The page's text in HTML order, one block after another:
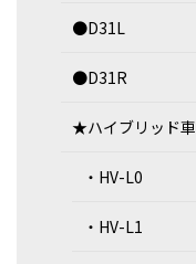
●D31L
●D31R
★ハイブリッド車
・HV-L0
・HV-L1